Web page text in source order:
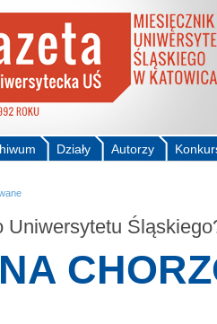
Autorzy
Działy
Uniwersytetu